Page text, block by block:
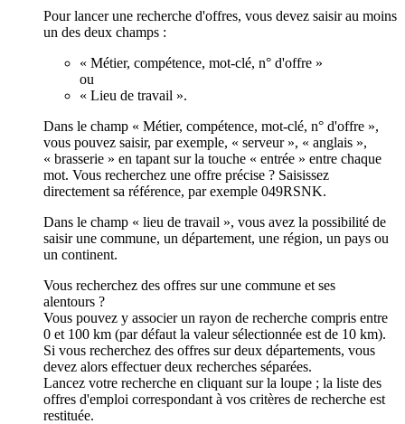
Pour lancer une recherche d'offres, vous devez saisir au moins
un des deux champs :
« Métier, compétence, mot-clé, n° d'offre »
ou
« Lieu de travail ».
Dans le champ « Métier, compétence, mot-clé, n° d'offre »,
vous pouvez saisir, par exemple, « serveur », « anglais »,
« brasserie » en tapant sur la touche « entrée » entre chaque
mot. Vous recherchez une offre précise ? Saisissez
directement sa référence, par exemple 049RSNK.
Dans le champ « lieu de travail », vous avez la possibilité de
saisir une commune, un département, une région, un pays ou
un continent.
Vous recherchez des offres sur une commune et ses
alentours ?
Vous pouvez y associer un rayon de recherche compris entre
0 et 100 km (par défaut la valeur sélectionnée est de 10 km).
Si vous recherchez des offres sur deux départements, vous
devez alors effectuer deux recherches séparées.
Lancez votre recherche en cliquant sur la loupe ; la liste des
offres d'emploi correspondant à vos critères de recherche est
restituée.